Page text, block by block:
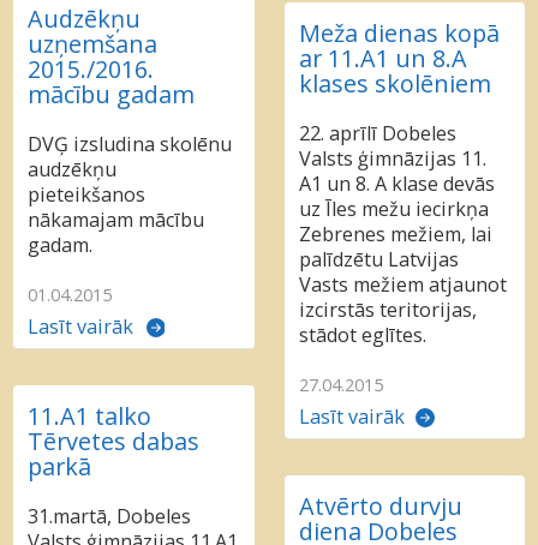
Audzēkņu
uzņemšana
2015./2016.
mācību gadam
DVĢ izsludina skolēnu
audzēkņu
pieteikšanos
nākamajam mācību
gadam.
01.04.2015
Lasīt vairāk
Meža dienas kopā
ar 11.A1 un 8.A
klases skolēniem
22. aprīlī Dobeles
Valsts ģimnāzijas 11.
A1 un 8. A klase devās
uz Īles mežu iecirkņa
Zebrenes mežiem, lai
palīdzētu Latvijas
Vasts mežiem atjaunot
izcirstās teritorijas,
stādot eglītes.
27.04.2015
Lasīt vairāk
11.A1 talko
Tērvetes dabas
parkā
31.martā, Dobeles
Atvērto durvju
diena Dobeles